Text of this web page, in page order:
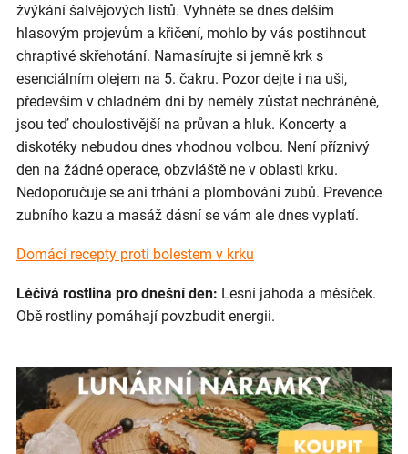
žvýkání šalvějových listů. Vyhněte se dnes delším
hlasovým projevům a křičení, mohlo by vás postihnout
chraptivé skřehotání. Namasírujte si jemně krk s
esenciálním olejem na 5. čakru. Pozor dejte i na uši,
především v chladném dni by neměly zůstat nechráněné,
jsou teď choulostivější na průvan a hluk. Koncerty a
diskotéky nebudou dnes vhodnou volbou. Není příznivý
den na žádné operace, obzvláště ne v oblasti krku.
Nedoporučuje se ani trhání a plombování zubů. Prevence
zubního kazu a masáž dásní se vám ale dnes vyplatí.
Domácí recepty proti bolestem v krku
Léčivá rostlina pro dnešní den: Lesní jahoda a měsíček.
Obě rostliny pomáhají povzbudit energii.